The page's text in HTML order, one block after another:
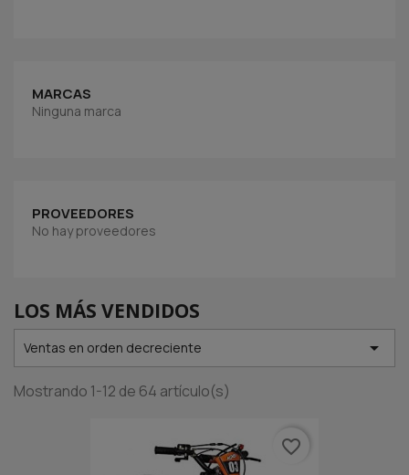
MARCAS
Ninguna marca
PROVEEDORES
No hay proveedores
LOS MÁS VENDIDOS
Ventas en orden decreciente 
Mostrando 1-12 de 64 artículo(s)
favorite_border